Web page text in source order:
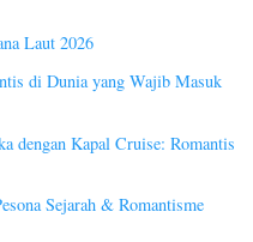
Laut 2026
di Dunia yang Wajib Masuk
dengan Kapal Cruise: Romantis
Sejarah & Romantisme